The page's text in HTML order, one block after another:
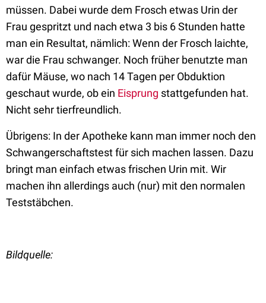
müssen. Dabei wurde dem Frosch etwas Urin der
Frau gespritzt und nach etwa 3 bis 6 Stunden hatte
man ein Resultat, nämlich: Wenn der Frosch laichte,
war die Frau schwanger. Noch früher benutzte man
dafür Mäuse, wo nach 14 Tagen per Obduktion
geschaut wurde, ob ein Eisprung stattgefunden hat.
Nicht sehr tierfreundlich.
Übrigens: In der Apotheke kann man immer noch den
Schwangerschaftstest für sich machen lassen. Dazu
bringt man einfach etwas frischen Urin mit. Wir
machen ihn allerdings auch (nur) mit den normalen
Teststäbchen.
Bildquelle: